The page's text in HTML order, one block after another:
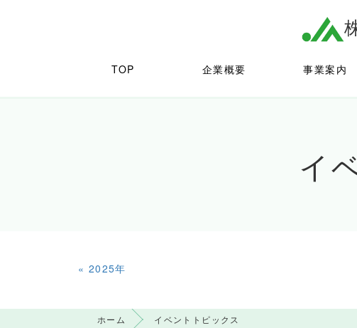
TOP 企業概要 事業案内
イ
« 2025年
ホーム イベントトピックス